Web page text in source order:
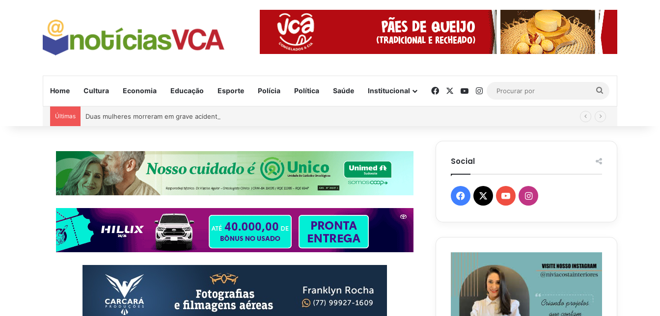
Home Cultura Economia Educação Esporte Polícia Política Saúde Institucional FacebookYouTube
Instagram
por
Últimas Duas mulheres morreram em grave acidente
Social
Facebook
X YouTubeInstagram